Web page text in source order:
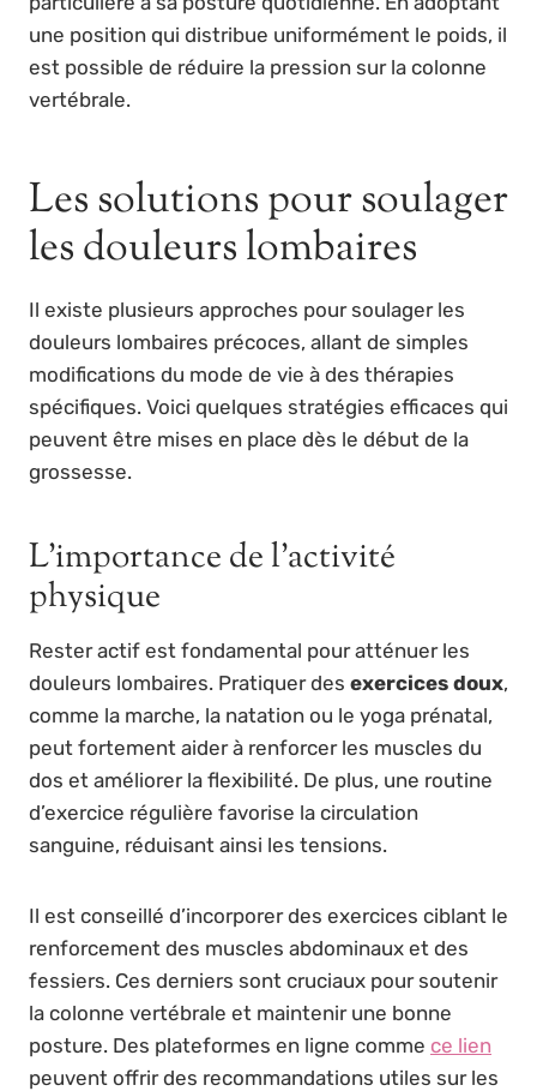
une position qui distribue uniformément le poids, il
est possible de réduire la pression sur la colonne
vertébrale.
Les solutions pour soulager
les douleurs lombaires
Il existe plusieurs approches pour soulager les
douleurs lombaires précoces, allant de simples
modifications du mode de vie à des thérapies
spécifiques. Voici quelques stratégies efficaces qui
peuvent être mises en place dès le début de la
grossesse.
L’importance de l’activité
physique
Rester actif est fondamental pour atténuer les
douleurs lombaires. Pratiquer des exercices doux,
comme la marche, la natation ou le yoga prénatal,
peut fortement aider à renforcer les muscles du
dos et améliorer la flexibilité. De plus, une routine
d’exercice régulière favorise la circulation
sanguine, réduisant ainsi les tensions.
Il est conseillé d’incorporer des exercices ciblant le
renforcement des muscles abdominaux et des
fessiers. Ces derniers sont cruciaux pour soutenir
la colonne vertébrale et maintenir une bonne
posture. Des plateformes en ligne comme ce lien
peuvent offrir des recommandations utiles sur les